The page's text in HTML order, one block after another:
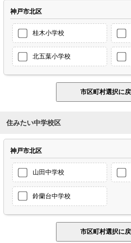
神戸市北区
桂木小学校
北五葉小学校
住みたい中学校区
神戸市北区
山田中学校
鈴蘭台中学校